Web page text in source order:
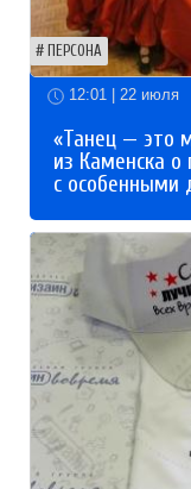
ПЕРСОНА
12:01 | 22 июля
«Танец — это
из Каменска о
с особенными